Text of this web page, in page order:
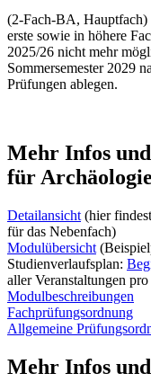
(2-Fach-BA,
erste sowie in höhere
2025/26 nicht mehr
Sommersemester 2029
Prüfungen ablegen.
Mehr Infos
für
Detailansicht (hier
für das Nebenfach)
Modulübersicht
Studienverlaufsplan:
aller Veranstaltungen
Modulbeschreibungen
Fachprüfungsordnung
Allgemeine
Mehr Infos